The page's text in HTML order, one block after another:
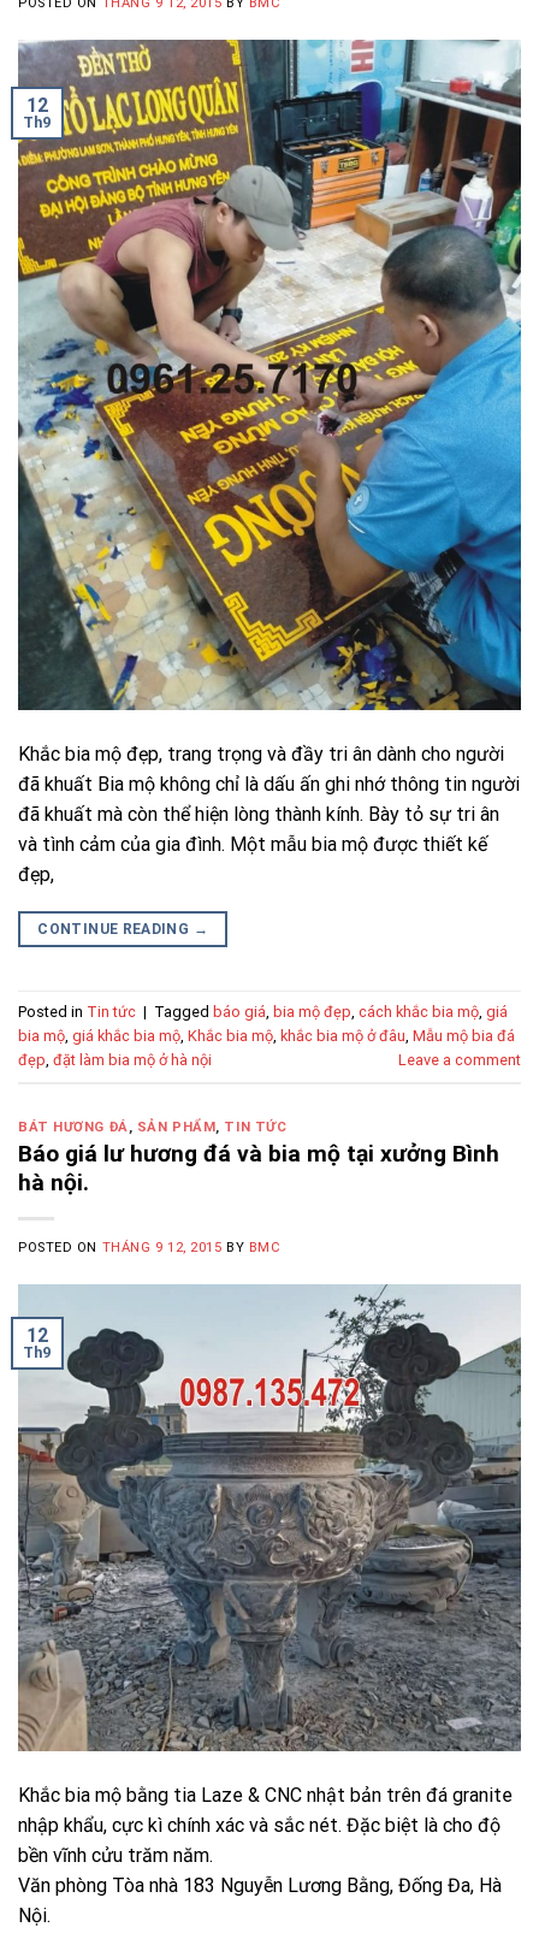
POSTED ON THÁNG 9 12, 2015 BY BMC
12
Th9
Khắc bia mộ đẹp, trang trọng và đầy tri ân dành cho người
đã khuất Bia mộ không chỉ là dấu ấn ghi nhớ thông tin người
đã khuất mà còn thể hiện lòng thành kính. Bày tỏ sự tri ân
và tình cảm của gia đình. Một mẫu bia mộ được thiết kế
đẹp,
CONTINUE READING →
Posted in Tin tức | Tagged báo giá bia mộ đẹp cách khắc bia mộ giá
bia mộ giá khắc bia mộ Khắc bia mộ khắc bia mộ ở đâu Mẫu mộ bia đá
đẹp đặt làm bia mộ ở hà nội Leave a comment
BÁT HƯƠNG ĐÁ SẢN PHẨM TIN TỨC
Báo giá lư hương đá và bia mộ tại xưởng Bình
hà nội.
POSTED ON THÁNG 9 12, 2015 BY BMC
12
Th9
Khắc bia mộ bằng tia Laze & CNC nhật bản trên đá granite
nhập khẩu, cực kì chính xác và sắc nét. Đặc biệt là cho độ
bền vĩnh cửu trăm năm.
Văn phòng Tòa nhà 183 Nguyễn Lương Bằng, Đống Đa, Hà
Nội.